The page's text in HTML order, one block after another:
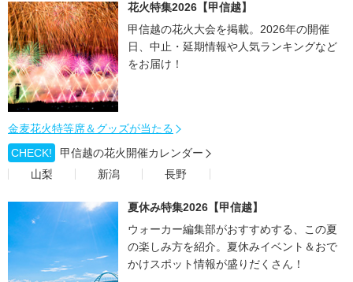
花火特集2026【甲信越】
甲信越の花火大会を掲載。2026年の開催
日、中止・延期情報や人気ランキングなど
をお届け！
金麦花火特等席＆グッズが当たる
CHECK!
甲信越の花火開催カレンダー
山梨
新潟 長野
夏休み特集2026【甲信越】
ウォーカー編集部がおすすめする、この夏
の楽しみ方を紹介。夏休みイベント＆おで
かけスポット情報が盛りだくさん！